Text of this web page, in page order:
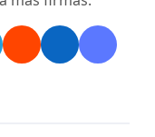
por favor,
tu DNI.